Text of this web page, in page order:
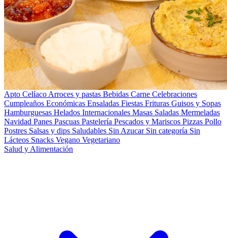
Apto Celíaco Arroces y pastas Bebidas Carne Celebraciones
Cumpleaños Económicas Ensaladas Fiestas Frituras Guisos y Sopas
Hamburguesas Helados Internacionales Masas Saladas Mermeladas
Navidad Panes Pascuas Pastelería Pescados y Mariscos Pizzas Pollo
Postres Salsas y dips Saludables Sin Azucar Sin categoría Sin
Lácteos Snacks Vegano Vegetariano
Salud y Alimentación